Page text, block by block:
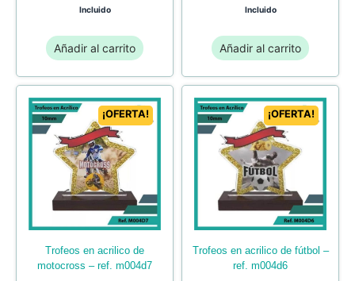
Incluido
Añadir al carrito
Incluido
Añadir al carrito
¡OFERTA!
trofeos en acrilico de
motocross – ref. m004d7
¡OFERTA!
trofeos en acrilico de fútbol –
ref. m004d6